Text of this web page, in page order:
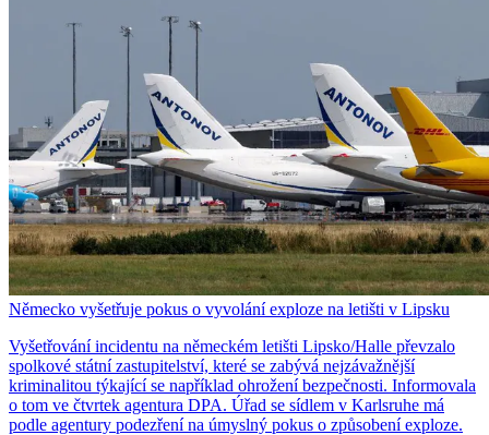
Německo vyšetřuje pokus o vyvolání exploze na letišti v Lipsku
Vyšetřování incidentu na německém letišti Lipsko/Halle převzalo
spolkové státní zastupitelství, které se zabývá nejzávažnější
kriminalitou týkající se například ohrožení bezpečnosti. Informovala
o tom ve čtvrtek agentura DPA. Úřad se sídlem v Karlsruhe má
podle agentury podezření na úmyslný pokus o způsobení exploze.